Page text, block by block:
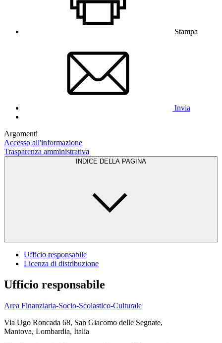
Stampa
Invia
Argomenti
Accesso all'informazione
Trasparenza amministrativa
INDICE DELLA PAGINA
Ufficio responsabile
Licenza di distribuzione
Ufficio responsabile
Area Finanziaria-Socio-Scolastico-Culturale
Via Ugo Roncada 68, San Giacomo delle Segnate,
Mantova, Lombardia, Italia